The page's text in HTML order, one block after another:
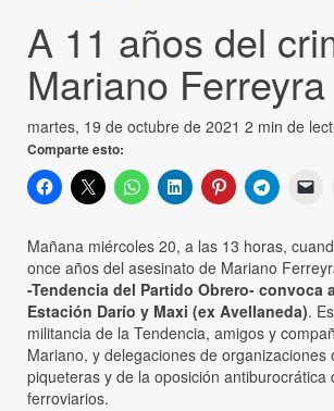
A 11 años del
Mariano Ferreyra
martes, 19 de octubre de 2021 2 min de
Comparte esto:
Mañana miércoles 20, a las 13 horas,
once años del asesinato de Mariano
-Tendencia del Partido Obrero- convoca
Estación Darío y Maxi (ex Avellaneda).
militancia de la Tendencia, amigos y
Mariano, y delegaciones de organizaciones
piqueteras y de la oposición antiburocrática
ferroviarios.